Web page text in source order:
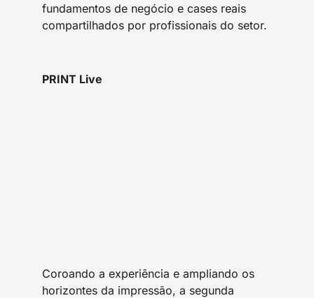
fundamentos de negócio e cases reais
compartilhados por profissionais do setor.
PRINT Live
Coroando a experiência e ampliando os
horizontes da impressão, a segunda